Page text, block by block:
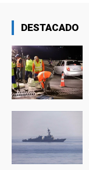
DESTACADO